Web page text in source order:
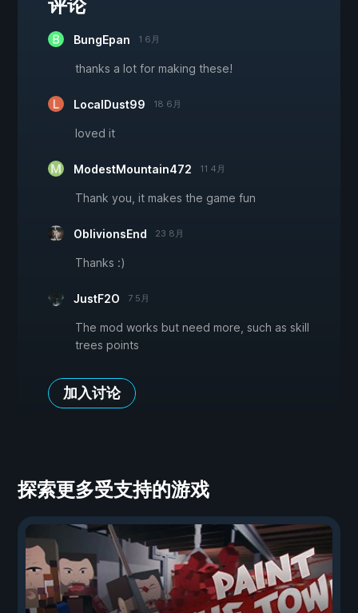
评论
BungEpan 1 6月
thanks a lot for making these!
LocalDust99 18 6月
loved it
ModestMountain472 11 4月
Thank you, it makes the game fun
OblivionsEnd 23 8月
Thanks :)
JustF2O 7 5月
The mod works but need more, such as skill
trees points
加入讨论
探索更多受支持的游戏